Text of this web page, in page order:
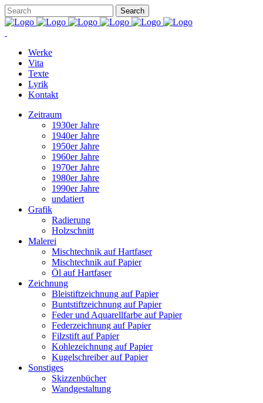
Werke
Vita
Texte
Lyrik
Kontakt
Zeitraum
1930er Jahre
1940er Jahre
1950er Jahre
1960er Jahre
1970er Jahre
1980er Jahre
1990er Jahre
undatiert
Grafik
Radierung
Holzschnitt
Malerei
Mischtechnik auf Hartfaser
Mischtechnik auf Papier
Öl auf Hartfaser
Zeichnung
Bleistiftzeichnung auf Papier
Buntstiftzeichnung auf Papier
Feder und Aquarellfarbe auf Papier
Federzeichnung auf Papier
Filzstift auf Papier
Kohlezeichnung auf Papier
Kugelschreiber auf Papier
Sonstiges
Skizzenbücher
Wandgestaltung